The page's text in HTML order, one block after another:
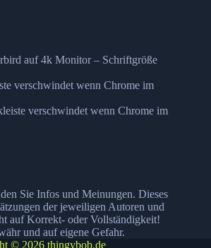
auf 4k Monitor – Schriftgröße
verschwindet wenn Chrome im
verschwindet wenn Chrome im
Sie Infos und Meinungen. Dieses
der jeweiligen Autoren und
auf Korrekt- oder Vollständigkeit!
und auf eigene Gefahr.
© 2026 thingybob.de